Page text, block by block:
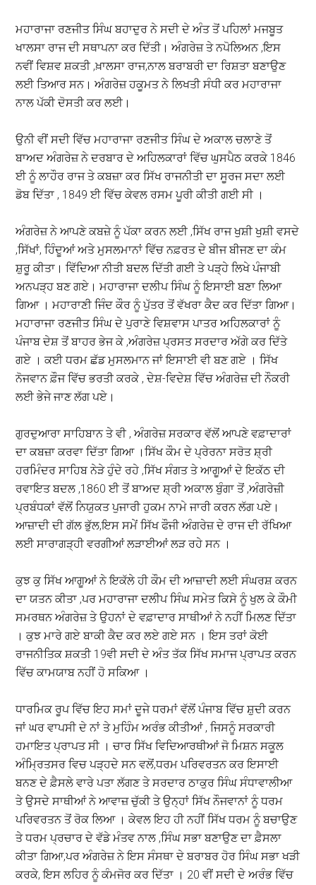
ਮਹਾਰਾਜਾ ਰਣਜੀਤ ਸਿੰਘ ਬਹਾਦੁਰ ਨੇ ਸਦੀ ਦੇ ਅੰਤ ਤੋਂ ਪਹਿਲਾਂ ਮਜਬੂਤ
ਖਾਲਸਾ ਰਾਜ ਦੀ ਸਥਾਪਨਾ ਕਰ ਦਿੱਤੀ। ਅੰਗਰੇਜ਼ ਤੇ ਨਪੋਲਿਅਨ ,ਇਸ
ਨਵੀਂ ਵਿਸ਼ਵ ਸ਼ਕਤੀ ,ਖ਼ਾਲਸਾ ਰਾਜ,ਨਾਲ ਬਰਾਬਰੀ ਦਾ ਰਿਸ਼ਤਾ ਬਣਾਉਣ
ਲਈ ਤਿਆਰ ਸਨ। ਅੰਗਰੇਜ਼ ਹਕੂਮਤ ਨੇ ਲਿਖਤੀ ਸੰਧੀ ਕਰ ਮਹਾਰਾਜਾ
ਨਾਲ ਪੱਕੀ ਦੋਸਤੀ ਕਰ ਲਈ।
ਉਨੀ ਵੀਂ ਸਦੀ ਵਿੱਚ ਮਹਾਰਾਜਾ ਰਣਜੀਤ ਸਿੰਘ ਦੇ ਅਕਾਲ ਚਲਾਣੇ ਤੋਂ
ਬਾਅਦ ਅੰਗਰੇਜ਼ ਨੇ ਦਰਬਾਰ ਦੇ ਅਹਿਲਕਾਰਾਂ ਵਿੱਚ ਘੁਸਪੈਠ ਕਰਕੇ 1846
ਈ ਨੂੰ ਲਾਹੌਰ ਰਾਜ ਤੇ ਕਬਜ਼ਾ ਕਰ ਸਿੱਖ ਰਾਜਨੀਤੀ ਦਾ ਸੂਰਜ ਸਦਾ ਲਈ
ਡੋਬ ਦਿੱਤਾ , 1849 ਈ ਵਿੱਚ ਕੇਵਲ ਰਸਮ ਪੂਰੀ ਕੀਤੀ ਗਈ ਸੀ ।
ਅੰਗਰੇਜ਼ ਨੇ ਆਪਣੇ ਕਬਜ਼ੇ ਨੂੰ ਪੱਕਾ ਕਰਨ ਲਈ ,ਸਿੱਖ ਰਾਜ ਖੁਸ਼ੀ ਖੁਸ਼ੀ ਵਸਦੇ
,ਸਿੱਖਾਂ, ਹਿੰਦੂਆਂ ਅਤੇ ਮੁਸਲਮਾਨਾਂ ਵਿੱਚ ਨਫ਼ਰਤ ਦੇ ਬੀਜ ਬੀਜਣ ਦਾ ਕੰਮ
ਸ਼ੁਰੂ ਕੀਤਾ। ਵਿੱਦਿਆ ਨੀਤੀ ਬਦਲ ਦਿੱਤੀ ਗਈ ਤੇ ਪੜ੍ਹੇ ਲਿਖੇ ਪੰਜਾਬੀ
ਅਨਪੜ੍ਹ ਬਣ ਗਏ। ਮਹਾਰਾਜਾ ਦਲੀਪ ਸਿੰਘ ਨੂੰ ਇਸਾਈ ਬਣਾ ਲਿਆ
ਗਿਆ । ਮਹਾਰਾਣੀ ਜਿੰਦ ਕੌਰ ਨੂੰ ਪੁੱਤਰ ਤੋਂ ਵੱਖਰਾ ਕੈਦ ਕਰ ਦਿੱਤਾ ਗਿਆ।
ਮਹਾਰਾਜਾ ਰਣਜੀਤ ਸਿੰਘ ਦੇ ਪੁਰਾਣੇ ਵਿਸ਼ਵਾਸ ਪਾਤਰ ਅਹਿਲਕਾਰਾਂ ਨੂੰ
ਪੰਜਾਬ ਦੇਸ਼ ਤੋਂ ਬਾਹਰ ਭੇਜ ਕੇ ,ਅੰਗਰੇਜ਼ ਪ੍ਰਸਤ ਸਰਦਾਰ ਅੱਗੇ ਕਰ ਦਿੱਤੇ
ਗਏ । ਕਈ ਧਰਮ ਛੱਡ ਮੁਸਲਮਾਨ ਜਾਂ ਇਸਾਈ ਵੀ ਬਣ ਗਏ । ਸਿੱਖ
ਨੋਜਵਾਨ ਫ਼ੌਜ ਵਿੱਚ ਭਰਤੀ ਕਰਕੇ , ਦੇਸ਼-ਵਿਦੇਸ਼ ਵਿੱਚ ਅੰਗਰੇਜ਼ ਦੀ ਨੌਕਰੀ
ਲਈ ਭੇਜੇ ਜਾਣ ਲੱਗ ਪਏ।
ਗੁਰਦੁਆਰਾ ਸਾਹਿਬਾਨ ਤੇ ਵੀ , ਅੰਗਰੇਜ਼ ਸਰਕਾਰ ਵੱਲੋਂ ਆਪਣੇ ਵਫ਼ਾਦਾਰਾਂ
ਦਾ ਕਬਜ਼ਾ ਕਰਵਾ ਦਿੱਤਾ ਗਿਆ ।ਸਿੱਖ ਕੌਮ ਦੇ ਪ੍ਰੇਰਨਾ ਸਰੋਤ ਸ਼੍ਰੀ
ਹਰਮਿੰਦਰ ਸਾਹਿਬ ਨੇੜੇ ਹੁੰਦੇ ਰਹੇ ,ਸਿੱਖ ਸੰਗਤ ਤੇ ਆਗੂਆਂ ਦੇ ਇਕੱਠ ਦੀ
ਰਵਾਇਤ ਬਦਲ ,1860 ਈ ਤੋਂ ਬਾਅਦ ਸ਼੍ਰੀ ਅਕਾਲ ਬੁੰਗਾ ਤੋਂ ,ਅੰਗਰੇਜ਼ੀ
ਪ੍ਰਬੰਧਕਾਂ ਵੱਲੋਂ ਨਿਯੁਕਤ ਪੁਜਾਰੀ ਹੁਕਮ ਨਾਮੇ ਜਾਰੀ ਕਰਨ ਲੱਗ ਪਏ।
ਆਜ਼ਾਦੀ ਦੀ ਗੱਲ ਭੁੱਲ,ਇਸ ਸਮੇਂ ਸਿੱਖ ਫੌਜੀ ਅੰਗਰੇਜ਼ ਦੇ ਰਾਜ ਦੀ ਰੱਖਿਆ
ਲਈ ਸਾਰਾਗੜ੍ਹੀ ਵਰਗੀਆਂ ਲੜਾਈਆਂ ਲੜ ਰਹੇ ਸਨ ।
ਕੁਝ ਕੁ ਸਿੱਖ ਆਗੂਆਂ ਨੇ ਇਕੱਲੇ ਹੀ ਕੌਮ ਦੀ ਆਜ਼ਾਦੀ ਲਈ ਸੰਘਰਸ਼ ਕਰਨ
ਦਾ ਯਤਨ ਕੀਤਾ ,ਪਰ ਮਹਾਰਾਜਾ ਦਲੀਪ ਸਿੰਘ ਸਮੇਤ ਕਿਸੇ ਨੂੰ ਖੁਲ ਕੇ ਕੌਮੀ
ਸਮਰਥਨ ਅੰਗਰੇਜ਼ ਤੇ ਉਹਨਾਂ ਦੇ ਵਫ਼ਾਦਾਰ ਸਾਥੀਆਂ ਨੇ ਨਹੀਂ ਮਿਲਣ ਦਿੱਤਾ
। ਕੁਝ ਮਾਰੇ ਗਏ ਬਾਕੀ ਕੈਦ ਕਰ ਲਏ ਗਏ ਸਨ । ਇਸ ਤਰਾਂ ਕੋਈ
ਰਾਜਨੀਤਿਕ ਸ਼ਕਤੀ 19ਵੀ ਸਦੀ ਦੇ ਅੰਤ ਤੱਕ ਸਿੱਖ ਸਮਾਜ ਪ੍ਰਾਪਤ ਕਰਨ
ਵਿੱਚ ਕਾਮਯਾਬ ਨਹੀਂ ਹੋ ਸਕਿਆ ।
ਧਾਰਮਿਕ ਰੂਪ ਵਿੱਚ ਇਹ ਸਮਾਂ ਦੂਜੇ ਧਰਮਾਂ ਵੱਲੋਂ ਪੰਜਾਬ ਵਿੱਚ ਸ਼ੁਦੀ ਕਰਨ
ਜਾਂ ਘਰ ਵਾਪਸੀ ਦੇ ਨਾਂ ਤੇ ਮੁਹਿੰਮ ਅਰੰਭ ਕੀਤੀਆਂ , ਜਿਸਨੂੰ ਸਰਕਾਰੀ
ਹਮਾਇਤ ਪ੍ਰਾਪਤ ਸੀ । ਚਾਰ ਸਿੱਖ ਵਿਦਿਆਰਥੀਆਂ ਜੋ ਮਿਸ਼ਨ ਸਕੂਲ
ਅੰਮ੍ਰਿਤਸਰ ਵਿਚ ਪੜ੍ਹਦੇ ਸਨ ਵਲੋਂ,ਧਰਮ ਪਰਿਵਰਤਨ ਕਰ ਇਸਾਈ
ਬਨਣ ਦੇ ਫ਼ੈਸਲੇ ਵਾਰੇ ਪਤਾ ਲੱਗਣ ਤੇ ਸਰਦਾਰ ਠਾਕੁਰ ਸਿੰਘ ਸੰਧਾਵਾਲੀਆ
ਤੇ ਉਸਦੇ ਸਾਥੀਆਂ ਨੇ ਆਵਾਜ਼ ਚੁੱਕੀ ਤੇ ਉਨ੍ਹਾਂ ਸਿੱਖ ਨੌਜਵਾਨਾਂ ਨੂੰ ਧਰਮ
ਪਰਿਵਰਤਨ ਤੋਂ ਰੋਕ ਲਿਆ । ਕੇਵਲ ਇਹ ਹੀ ਨਹੀਂ ਸਿੱਖ ਧਰਮ ਨੂੰ ਬਚਾਉਣ
ਤੇ ਧਰਮ ਪ੍ਰਚਾਰ ਦੇ ਵੱਡੇ ਮੰਤਵ ਨਾਲ ,ਸਿੰਘ ਸਭਾ ਬਣਾਉਣ ਦਾ ਫ਼ੈਸਲਾ
ਕੀਤਾ ਗਿਆ,ਪਰ ਅੰਗਰੇਜ਼ ਨੇ ਇਸ ਸੰਸਥਾ ਦੇ ਬਰਾਬਰ ਹੋਰ ਸਿੰਘ ਸਭਾ ਖੜੀ
ਕਰਕੇ, ਇਸ ਲਹਿਰ ਨੂੰ ਕੰਮਜੋਰ ਕਰ ਦਿੱਤਾ । 20 ਵੀਂ ਸਦੀ ਦੇ ਅਰੰਭ ਵਿੱਚ